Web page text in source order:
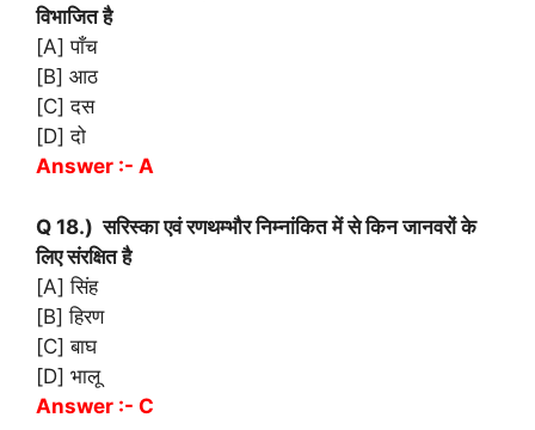
विभाजित है
[A] पाँच
[B] आठ
[C] दस
[D] दो
Answer :- A
Q 18.) सरिस्का एवं रणथम्भौर निम्नांकित में से किन जानवरों के
लिए संरक्षित है
[A] सिंह
[B] हिरण
[C] बाघ
[D] भालू
Answer :- C